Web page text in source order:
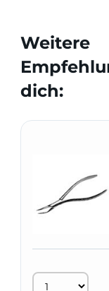
Weitere
dich: